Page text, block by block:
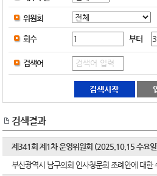
위원회
회수 부터
검색어
검색결과
제341회 제1차 운영위원회 (2025.10.15 수요
부산광역시 남구의회 인사청문회 조례안에 대한